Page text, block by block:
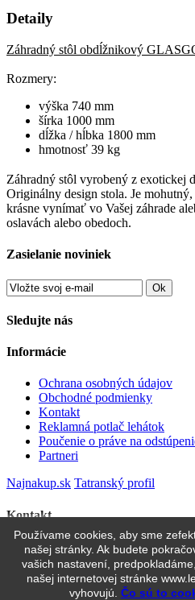
Detaily
Záhradný stôl obdĺžnikový
Rozmery:
výška 740 mm
šírka 1000 mm
dĺžka / hĺbka 1800 mm
hmotnosť 39 kg
Záhradný stôl vyrobený z exotickej
Originálny design stola. Je
krásne vynímať vo Vašej záhrade
oslavách alebo obedoch.
Zasielanie noviniek
Ok
Sledujte nás
Informácie
Ochrana osobných údajov
Obchodné podmienky
Kontakt
Reklamná potlač lehátok
Poučenie o práve na
Partneri
Najnakup.sk Tatranský profil
Kontakt
Pártystany-Jičín s.r.o.,
03440818 DIČ: CZ03440818
Zavolajte nám0944 661 150
E-mail:info@pivnesety.sk
Používame cookies, aby sme
našej stránky. Ak budete
vašich nastavení,
našej internetovej stránke
vyhovujú. Čo sú to